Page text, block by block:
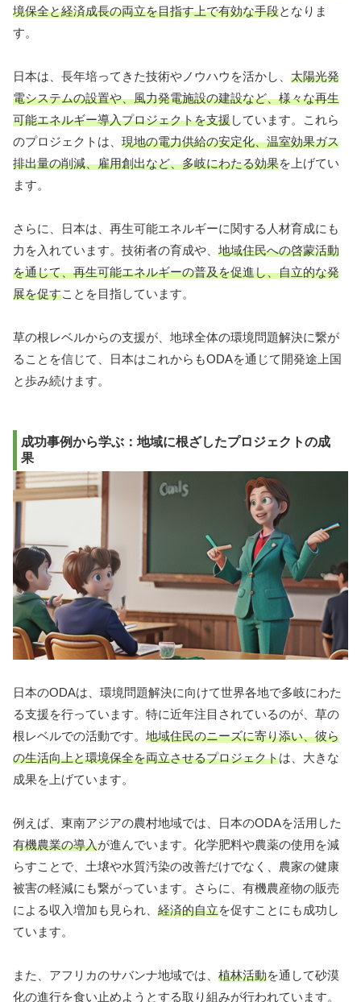
境保全と経済成長の両立を目指す上で有効な手段となりま
す。
日本は、長年培ってきた技術やノウハウを活かし、 太陽光発
電システムの設置や、風力発電施設の建設など、様々な再生
可能エネルギー導入プロジェクトを支援しています。これら
のプロジェクトは、 現地の電力供給の安定化、温室効果ガス
排出量の削減、雇用創出など、多岐にわたる効果を上げてい
ます。
さらに、日本は、再生可能エネルギーに関する人材育成にも
力を入れています。技術者の育成や、 地域住民への啓蒙活動
を通じて、再生可能エネルギーの普及を促進し、自立的な発
展を促すことを目指しています。
草の根レベルからの支援が、地球全体の環境問題解決に繋が
ることを信じて、日本はこれからもODAを通じて開発途上国
と歩み続けます。
成功事例から学ぶ：地域に根ざしたプロジェクトの成
果
日本のODAは、環境問題解決に向けて世界各地で多岐にわた
る支援を行っています。特に近年注目されているのが、草の
根レベルでの活動です。 地域住民のニーズに寄り添い、彼ら
の生活向上と環境保全を両立させるプロジェクトは、大きな
成果を上げています。
例えば、東南アジアの農村地域では、日本のODAを活用した
有機農業の導入が進んでいます。化学肥料や農薬の使用を減
らすことで、土壌や水質汚染の改善だけでなく、農家の健康
被害の軽減にも繋がっています。さらに、有機農産物の販売
による収入増加も見られ、 経済的自立を促すことにも成功し
ています。
また、アフリカのサバンナ地域では、 植林活動を通して砂漠
化の進行を食い止めようとする取り組みが行われています。